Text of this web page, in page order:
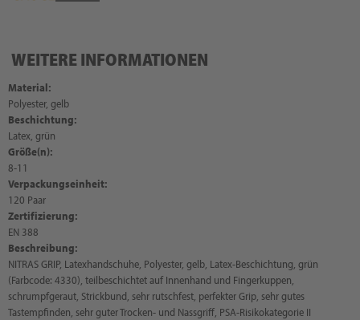
WEITERE INFORMATIONEN
Material:
Polyester, gelb
Beschichtung:
Latex, grün
Größe(n):
8-11
Verpackungseinheit:
120 Paar
Zertifizierung:
EN 388
Beschreibung:
NITRAS GRIP, Latexhandschuhe, Polyester, gelb, Latex-Beschichtung, grün
(Farbcode: 4330), teilbeschichtet auf Innenhand und Fingerkuppen,
schrumpfgeraut, Strickbund, sehr rutschfest, perfekter Grip, sehr gutes
Tastempfinden, sehr guter Trocken- und Nassgriff, PSA-Risikokategorie II